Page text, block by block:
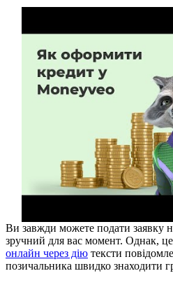
Ви завжди можете подати заявку
зручний для вас момент. Однак,
онлайн через дію тексти
позичальника швидко знаходити